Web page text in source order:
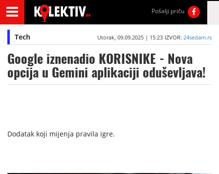
Pošalji priču
Tech Utorak, 09.09.2025 | 15:23 IZVOR: 24sedam.rs
Google iznenadio KORISNIKE - Nova
opcija u Gemini aplikaciji oduševljava!
Dodatak koji mijenja pravila igre.